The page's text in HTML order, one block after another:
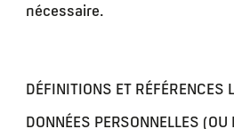
nécessaire.
DÉFINITIONS ET RÉFÉRENCES
DONNÉES PERSONNELLES (OU